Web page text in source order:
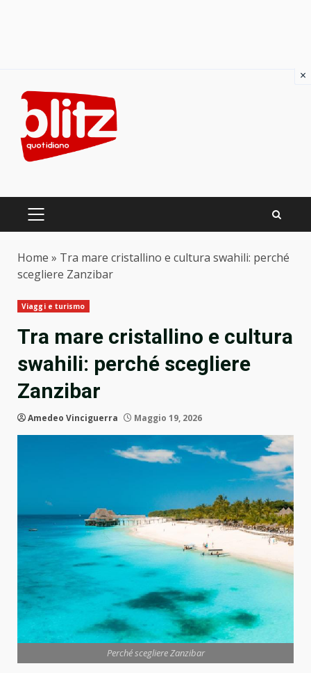
content
PRIMARY
Home » Tra mare cristallino e cultura swahili: perché
scegliere Zanzibar
Viaggi e turismo
Tra mare cristallino e cultura
swahili: perché scegliere
Zanzibar
Amedeo Vinciguerra Maggio 19, 2026
Perché scegliere Zanzibar
×